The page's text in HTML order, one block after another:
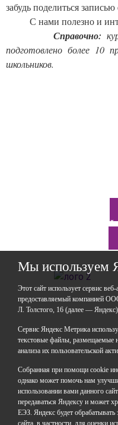
забудь поделиться
С нами полезно и
         Справочно:
подготовлено более 10
школьников.
Мы используем
Этот сайт использует сервис
предоставляемый компанией
Л. Толстого, 16 (далее —
Сервис Яндекс Метрика
текстовые файлы, размещаемые
анализа их пользовательской
Собранная при помощи cookie
однако может помочь нам
использовании вами данного
передаваться Яндексу и может
ЕЭЗ. Яндекс будет
ГАОУДО «Центр
ИНН:
ОГРН:
Юридический адрес:
город
Фактический адрес:
город Уфа,
Для заполнения
*Нажимая кнопку